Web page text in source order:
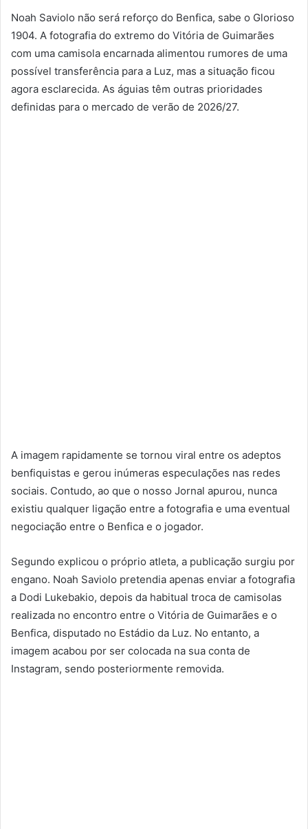
Noah Saviolo não será reforço do Benfica, sabe o Glorioso
1904. A fotografia do extremo do Vitória de Guimarães
com uma camisola encarnada alimentou rumores de uma
possível transferência para a Luz, mas a situação ficou
agora esclarecida. As águias têm outras prioridades
definidas para o mercado de verão de 2026/27.
A imagem rapidamente se tornou viral entre os adeptos
benfiquistas e gerou inúmeras especulações nas redes
sociais. Contudo, ao que o nosso Jornal apurou, nunca
existiu qualquer ligação entre a fotografia e uma eventual
negociação entre o Benfica e o jogador.
Segundo explicou o próprio atleta, a publicação surgiu por
engano. Noah Saviolo pretendia apenas enviar a fotografia
a Dodi Lukebakio, depois da habitual troca de camisolas
realizada no encontro entre o Vitória de Guimarães e o
Benfica, disputado no Estádio da Luz. No entanto, a
imagem acabou por ser colocada na sua conta de
Instagram, sendo posteriormente removida.